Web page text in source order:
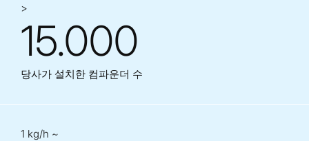
>
15.000
당사가 설치한 컴파운더 수
1 kg/h ~